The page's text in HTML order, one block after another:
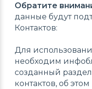
Обратите
данные будут
Контактов:
Для
необходим
созданный
контактов, об